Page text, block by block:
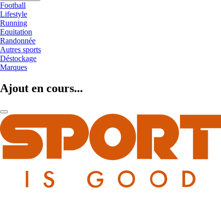
Football
Lifestyle
Running
Equitation
Randonnée
Autres sports
Déstockage
Marques
Ajout en cours...